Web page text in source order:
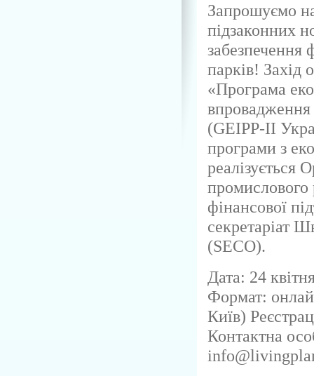
Запрошуємо
підзаконних
забезпечення
парків! Захід
«Програма
впровадження
(GEIPP-II
програми з
реалізується
промислового
фінансової
секретаріат
(SECO).
Дата: 24
Формат:
Київ)
Контактна